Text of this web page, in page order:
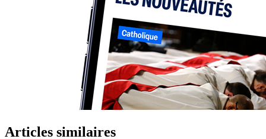
Articles similaires